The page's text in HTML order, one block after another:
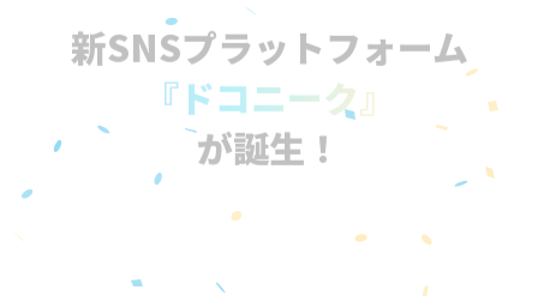
新SNSプラットフォーム
『ドコニーク』
が誕生！